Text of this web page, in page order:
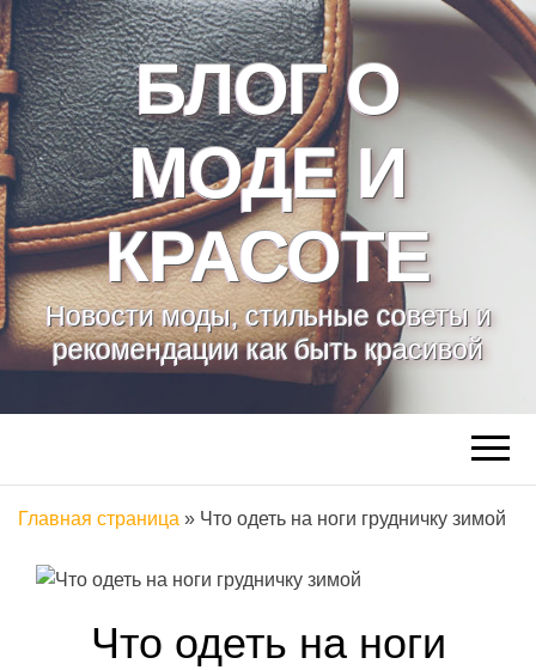
БЛОГ О
МОДЕ И
КРАСОТЕ
Новости моды, стильные советы и
рекомендации как быть красивой
Главная страница » Что одеть на ноги грудничку зимой
Что одеть на ноги